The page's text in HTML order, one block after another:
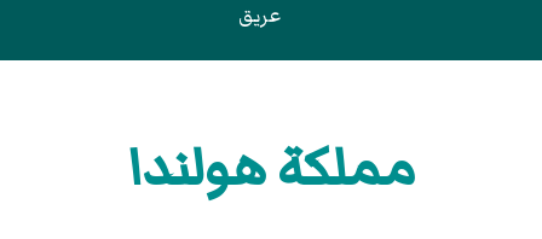
عريق
مملكة هولندا